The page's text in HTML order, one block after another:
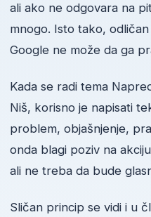
ali ako ne odgovara na
mnogo. Isto tako,
Google ne može da ga
Kada se radi tema
Niš, korisno je napisati
problem, objašnjenje,
onda blagi poziv na
ali ne treba da bude
Sličan princip se vidi i u